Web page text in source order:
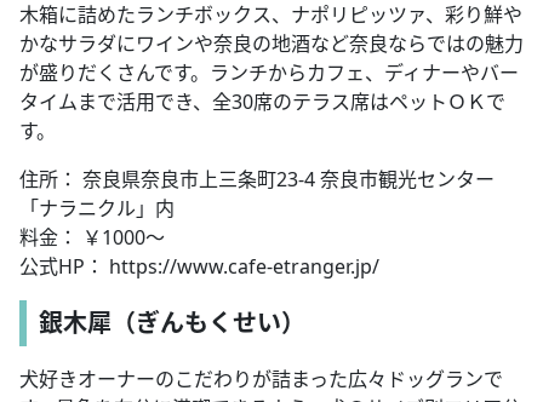
木箱に詰めたランチボックス、ナポリピッツァ、彩り鮮や
かなサラダにワインや奈良の地酒など奈良ならではの魅力
が盛りだくさんです。ランチからカフェ、ディナーやバー
タイムまで活用でき、全30席のテラス席はペットＯＫで
す。
住所： 奈良県奈良市上三条町23-4 奈良市観光センター
「ナラニクル」内
料金： ￥1000～
公式HP： https://www.cafe-etranger.jp/
銀木犀（ぎんもくせい）
犬好きオーナーのこだわりが詰まった広々ドッグランで